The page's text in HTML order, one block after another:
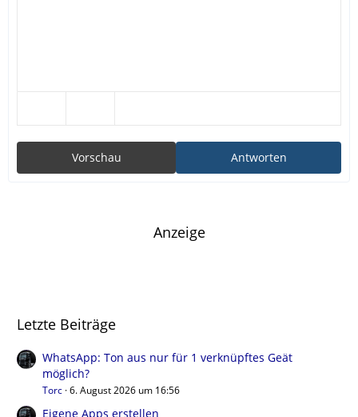
Antworten
Vorschau
Anzeige
Letzte Beiträge
WhatsApp: Ton aus nur für 1 verknüpftes Geät
möglich?
Torc 6. August 2026 um 16:56
Eigene Apps erstellen